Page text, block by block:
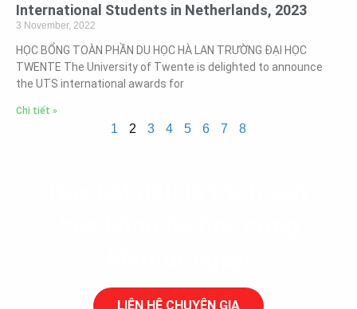
International Students in Netherlands, 2023
3 November, 2022
HỌC BỔNG TOÀN PHẦN DU HỌC HÀ LAN TRƯỜNG ĐẠI HỌC
TWENTE The University of Twente is delighted to announce
the UTS international awards for
Chi tiết »
1 2 3 4 5 6 7 8
LIÊN HỆ CHUYÊN GIA